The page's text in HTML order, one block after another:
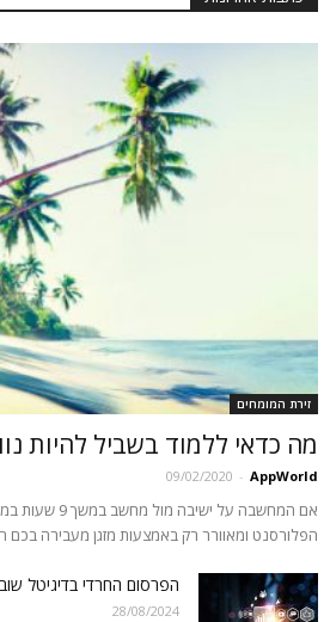
זירת המומחים
מה כדאי ללמוד בשביל להיות
AppWorld
-
09/02/2020
אם המחשבה על
הפלורסנט ומאוורר רק באמצעות מזגן מעבירה בכם
הפרסום החרדי בדיגיטל
28/08/2024